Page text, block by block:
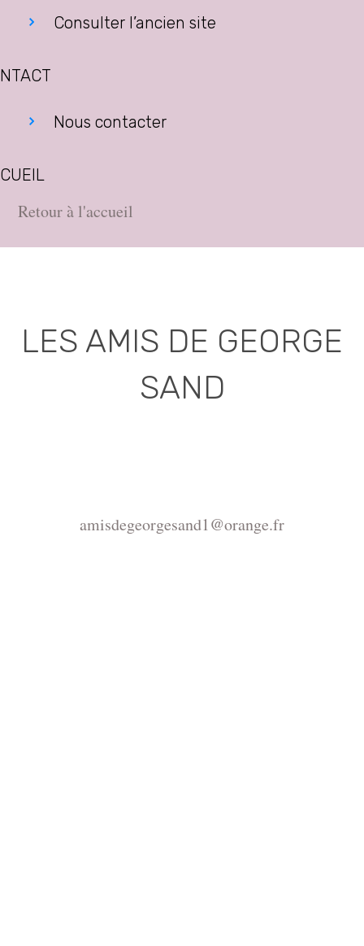
Consulter l’ancien site
Nous contacter
Retour à l'accueil
LES AMIS DE GEORGE
SAND
amisdegeorgesand1@orange.fr